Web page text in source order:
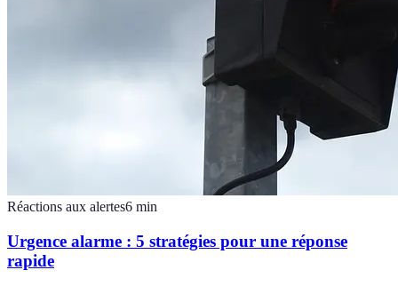
Réactions aux alertes6 min
Urgence alarme : 5 stratégies pour une réponse
rapide